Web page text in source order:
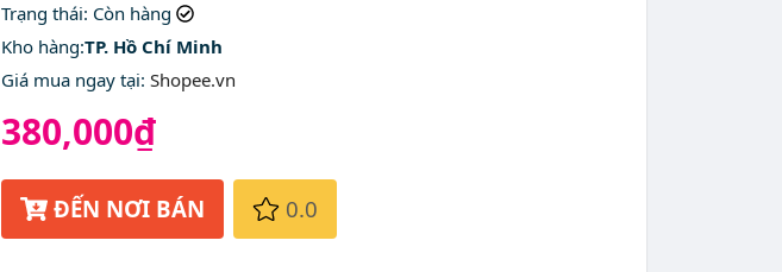
Trạng thái: Còn hàng
Kho hàng:TP. Hồ Chí Minh
Giá mua ngay tại: Shopee.vn
380,000₫
ĐẾN NƠI BÁN 0.0